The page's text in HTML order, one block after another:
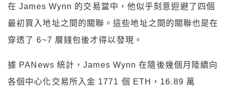
在 James Wynn 的交易當中，他似乎刻意迴避了四個
最初買入地址之間的關聯。這些地址之間的關聯也是在
穿透了 6~7 層錢包後才得以發現。
據 PANews 統計，James Wynn 在隨後幾個月陸續向
各個中心化交易所入金 1771 個 ETH，16.89 萬